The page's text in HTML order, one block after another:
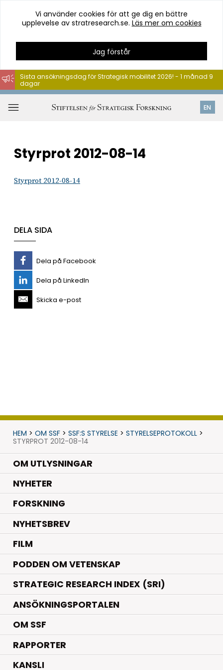
Hoppa
till
innehåll
Vi använder cookies för att ge dig en bättre
upplevelse av stratresearch.se. Läs mer om cookies
Jag förstår
EN
Sista ansökningsdag för Strategisk mobilitet 2026! - 1 månad 9
dagar
Styrprot 2012-08-14
Styrprot 2012-08-14
DELA SIDA
Dela på Facebook
Dela på LinkedIn
Skicka e-post
HEM > OM SSF> SSF:S STYRELSE > STYRELSEPROTOKOLL>
STYRPROT 2012-08-14
OM UTLYSNINGAR
NYHETER.
FORSKNING.
NYHETSBREV
FILM
PODDEN OM VETENSKAP
STRATEGIC RESEARCH INDEX (SRI)
ANSÖKNINGSPORTALEN
OM SSF
RAPPORTER
KANSLI